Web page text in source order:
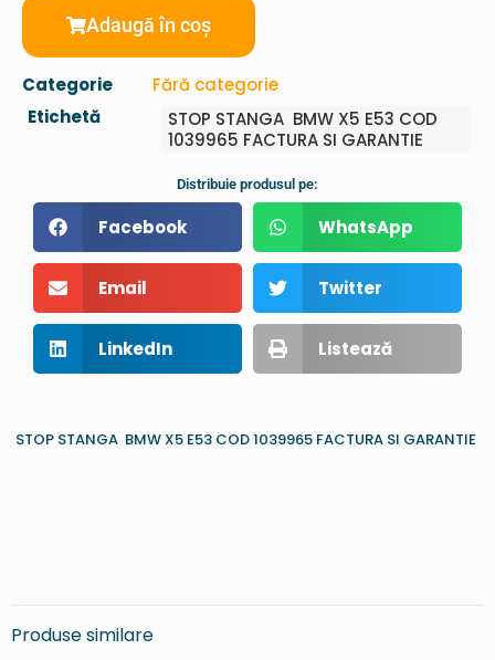
Adaugă în coș
Categorie
Fără categorie
Etichetă
STOP STANGA BMW X5 E53 COD
1039965 FACTURA SI GARANTIE
Distribuie produsul pe:
Facebook WhatsApp
Email Twitter
LinkedIn Listează
STOP STANGA BMW X5 E53 COD 1039965 FACTURA SI GARANTIE
Produse similare